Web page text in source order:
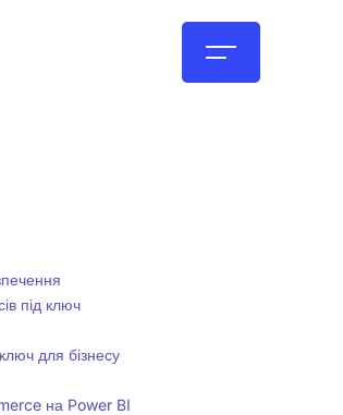
під ключ
для бізнесу
на Power BI